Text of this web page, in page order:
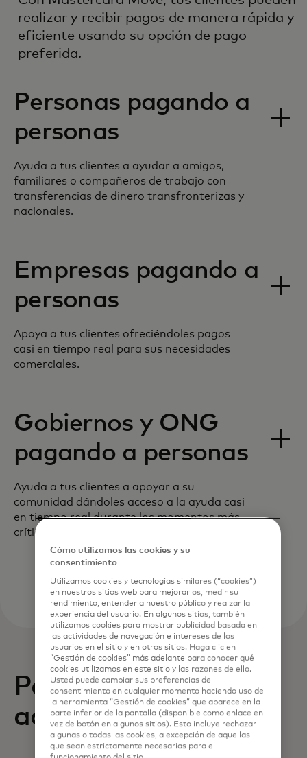
realizar y recibir pagos de manera rápida y
eficiente usando su opción de pago
preferida.
Personas pagando a
personas
Ayuda a tus clientes a ayudar a amigos,
familiares o compañeros de trabajo con
transferencias de dinero transfronterizas y
nacionales.
Empresas pagando a
personas
Apoya a tus clientes ofreciéndoles pagos
casi en tiempo real para sus necesidades
comerciales.
Gobiernos y ONG
pagando a personas
Ayuda a tus clientes a apoyar a su
comunidad dándoles acceso a la ayuda casi
en tiempo real durante los momentos más
críticos.
Perspectivas
accionables
Cómo utilizamos las cookies y su
consentimiento
Utilizamos cookies y tecnologías similares (“cookies”)
en nuestros sitios web para mejorarlos, medir su
rendimiento, entender a nuestro público y realzar la
experiencia del usuario. En algunos sitios, también
utilizamos cookies para mostrar publicidad basada en
las actividades de navegación e intereses de los
usuarios en el sitio y en otros sitios. Haga clic en
“Gestión de cookies” más adelante para conocer qué
cookies utilizamos en este sitio y las razones de ello.
Usted puede cambiar sus preferencias de
consentimiento en cualquier momento haciendo uso de
la herramienta “Gestión de cookies” que aparece en la
parte inferior de la pantalla (disponible como enlace en
vez de botón en algunos sitios). Esto incluye rechazar
algunas o todas las cookies, a excepción de aquellas
que sean estrictamente necesarias para el